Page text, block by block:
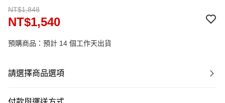
NT$1,848
NT$1,540
預購商品：預計 14 個工作天出貨
請選擇商品選項